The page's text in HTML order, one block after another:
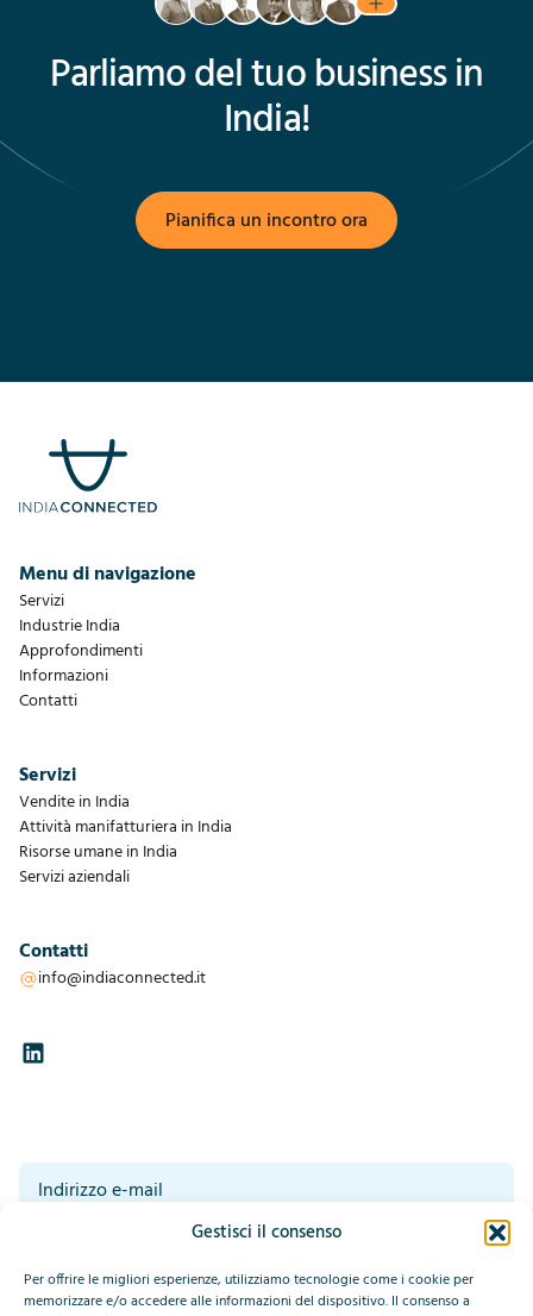
Gestisci il consenso
Per offrire le migliori esperienze, utilizziamo tecnologie come i cookie per
memorizzare e/o accedere alle informazioni del dispositivo. Il consenso a
Parliamo del tuo business in
India!
Pianifica un incontro ora
Menu di navigazione
Servizi
Industrie India
Approfondimenti
Informazioni
Contatti
Servizi
Vendite in India
Attività manifatturiera in India
Risorse umane in India
Servizi aziendali
Contatti
info@indiaconnected.it
Leggete la nostra dichiarazione sulla privacy in fondo a questa pagina.*
Invia